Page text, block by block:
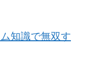
知識で無双す